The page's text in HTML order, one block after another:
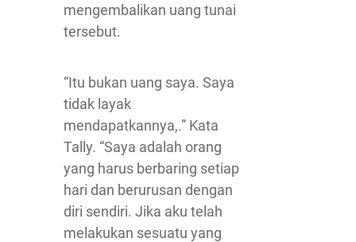
mengembalikan uang tunai
tersebut.
“Itu bukan uang saya. Saya
tidak layak
mendapatkannya,.” Kata
Tally. “Saya adalah orang
yang harus berbaring setiap
hari dan berurusan dengan
diri sendiri. Jika aku telah
melakukan sesuatu yang